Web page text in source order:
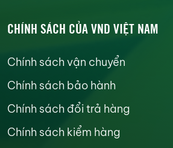
CHÍNH SÁCH CỦA VND VIỆT NAM
Chính sách vận chuyển
Chính sách bảo hành
Chính sách đổi trả hàng
Chính sách kiểm hàng